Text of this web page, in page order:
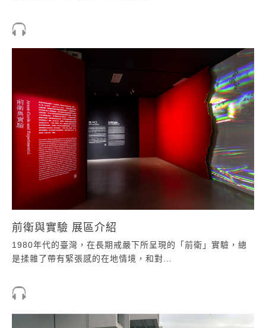
前衛與實驗 展區介紹
1980年代的臺灣，在長期戒嚴下所呈現的「前衛」實驗，總
是揉雜了帶有緊張感的在地情境，和對...